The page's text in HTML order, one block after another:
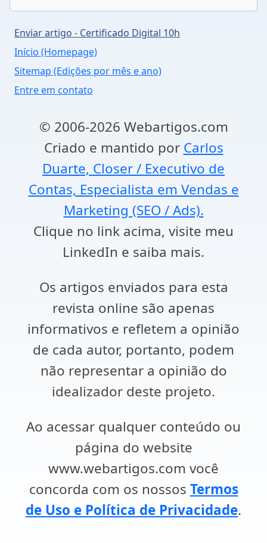
Enviar artigo - Certificado Digital 10h
Início (Homepage)
Sitemap (Edições por mês e ano)
Entre em contato
© 2006-2026 Webartigos.com
Criado e mantido por Carlos
Duarte, Closer / Executivo de
Contas, Especialista em Vendas e
Marketing (SEO / Ads).
Clique no link acima, visite meu
LinkedIn e saiba mais.
Os artigos enviados para esta
revista online são apenas
informativos e refletem a opinião
de cada autor, portanto, podem
não representar a opinião do
idealizador deste projeto.
Ao acessar qualquer conteúdo ou
página do website
www.webartigos.com você
concorda com os nossos Termos
de Uso e Política de Privacidade.